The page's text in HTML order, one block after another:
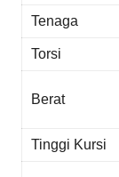
Tenaga
Torsi
Berat
Tinggi Kursi